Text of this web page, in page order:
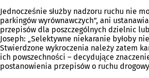
Jednocześnie służby nadzoru ruchu nie
parkingów wyrównawczych”, ani
przepisów dla poszczególnych dzielnic
Joseph: „Selektywne niekaranie byłoby
Stwierdzone wykroczenia należy zatem
ich powszechności – decydujące
postanowienia przepisów o ruchu